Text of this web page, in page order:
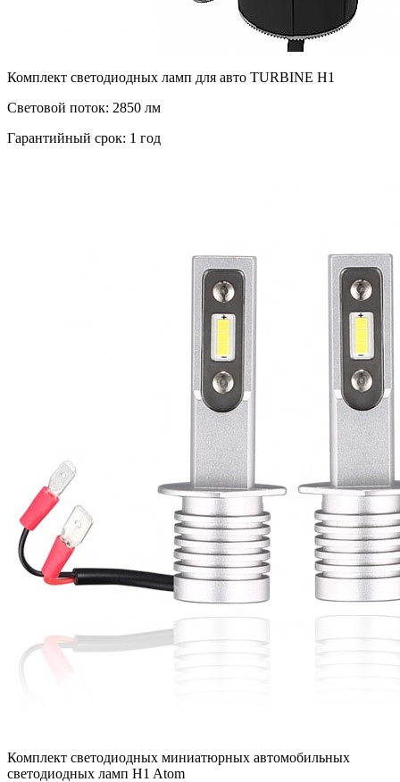
Комплект светодиодных ламп для авто TURBINE H1
Световой поток: 2850 лм
Гарантийный срок: 1 год
Комплект светодиодных миниатюрных автомобильных
светодиодных ламп H1 Atom